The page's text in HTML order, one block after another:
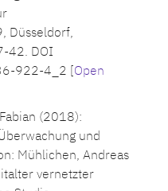
Düsseldorf,
42. DOI
922-4_2 [Open
(2018):
und
Mühlichen, Andreas
vernetzter